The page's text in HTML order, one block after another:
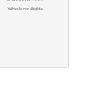
Véhicule non éligible.